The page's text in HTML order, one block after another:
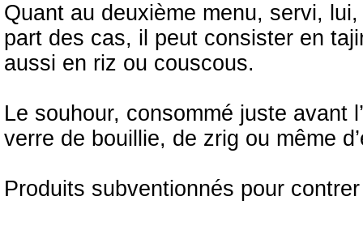
Quant au deuxième menu, servi,
part des cas, il peut consister en
aussi en riz ou couscous.
Le souhour, consommé juste avant
verre de bouillie, de zrig ou même
Produits subventionnés pour